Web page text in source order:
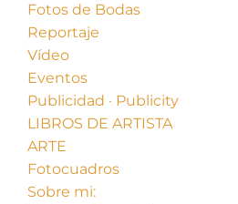
Fotos de Bodas
Reportaje
Vídeo
Eventos
Publicidad · Publicity
LIBROS DE ARTISTA
ARTE
Fotocuadros
Sobre mi: